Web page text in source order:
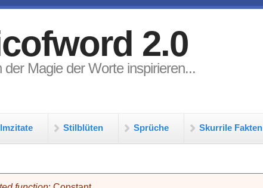
2.0
der Magie der Worte inspirieren...
Stilblüten Sprüche Skurrile Fakten